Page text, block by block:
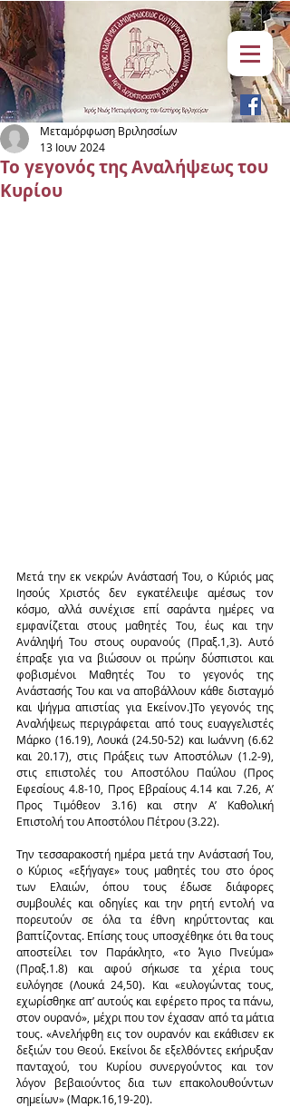
Το γεγονός της Αναλήψεως του
Κυρίου
Μεταμόρφωση Βριλησσίων
13 Ιουν 2024
Μετά την εκ νεκρών Ανάστασή Του, ο Κύριός μας
Ιησούς Χριστός δεν εγκατέλειψε αμέσως τον
κόσμο, αλλά συνέχισε επί σαράντα ημέρες να
εμφανίζεται στους μαθητές Του, έως και την
Ανάληψή Του στους ουρανούς (Πραξ.1,3). Αυτό
έπραξε για να βιώσουν οι πρώην δύσπιστοι και
φοβισμένοι Μαθητές Του το γεγονός της
Ανάστασής Του και να αποβάλλουν κάθε δισταγμό
και ψήγμα απιστίας για Εκείνον.]Το γεγονός της
Αναλήψεως περιγράφεται από τους ευαγγελιστές
Μάρκο (16.19), Λουκά (24.50-52) και Ιωάννη (6.62
και 20.17), στις Πράξεις των Αποστόλων (1.2-9),
στις επιστολές του Αποστόλου Παύλου (Προς
Εφεσίους 4.8-10, Προς Εβραίους 4.14 και 7.26, Α’
Προς Τιμόθεον 3.16) και στην Α’ Καθολική
Επιστολή του Αποστόλου Πέτρου (3.22).
Την τεσσαρακοστή ημέρα μετά την Ανάστασή Του,
ο Κύριος «εξήγαγε» τους μαθητές του στο όρος
των Ελαιών, όπου τους έδωσε διάφορες
συμβουλές και οδηγίες και την ρητή εντολή να
πορευτούν σε όλα τα έθνη κηρύττοντας και
βαπτίζοντας. Επίσης τους υποσχέθηκε ότι θα τους
αποστείλει τον Παράκλητο, «το Άγιο Πνεύμα»
(Πραξ.1.8) και αφού σήκωσε τα χέρια τους
ευλόγησε (Λουκά 24,50). Και «ευλογώντας τους,
εχωρίσθηκε απ’ αυτούς και εφέρετο προς τα πάνω,
στον ουρανό», μέχρι που τον έχασαν από τα μάτια
τους. «Ανελήφθη εις τον ουρανόν και εκάθισεν εκ
δεξιών του Θεού. Εκείνοι δε εξελθόντες εκήρυξαν
πανταχού, του Κυρίου συνεργούντος και τον
λόγον βεβαιούντος δια των επακολουθούντων
σημείων» (Μαρκ.16,19-20).